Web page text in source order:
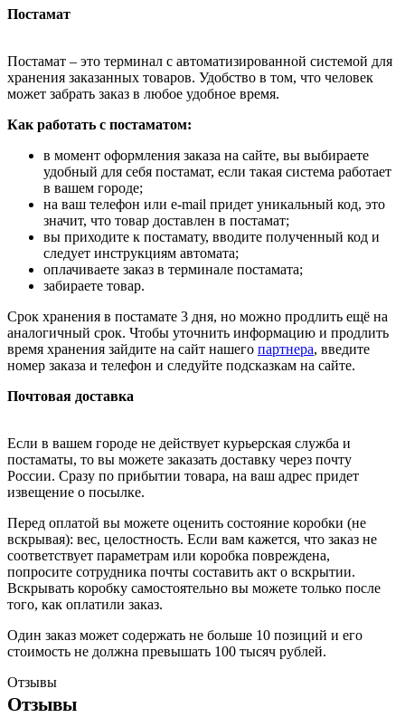
Постамат
Постамат – это терминал с автоматизированной системой для
хранения заказанных товаров. Удобство в том, что человек
может забрать заказ в любое удобное время.
Как работать с постаматом:
в момент оформления заказа на сайте, вы выбираете
удобный для себя постамат, если такая система работает
в вашем городе;
на ваш телефон или e-mail придет уникальный код, это
значит, что товар доставлен в постамат;
вы приходите к постамату, вводите полученный код и
следует инструкциям автомата;
оплачиваете заказ в терминале постамата;
забираете товар.
Срок хранения в постамате 3 дня, но можно продлить ещё на
аналогичный срок. Чтобы уточнить информацию и продлить
время хранения зайдите на сайт нашего партнера, введите
номер заказа и телефон и следуйте подсказкам на сайте.
Почтовая доставка
Если в вашем городе не действует курьерская служба и
постаматы, то вы можете заказать доставку через почту
России. Сразу по прибытии товара, на ваш адрес придет
извещение о посылке.
Перед оплатой вы можете оценить состояние коробки (не
вскрывая): вес, целостность. Если вам кажется, что заказ не
соответствует параметрам или коробка повреждена,
попросите сотрудника почты составить акт о вскрытии.
Вскрывать коробку самостоятельно вы можете только после
того, как оплатили заказ.
Один заказ может содержать не больше 10 позиций и его
стоимость не должна превышать 100 тысяч рублей.
Отзывы
Отзывы